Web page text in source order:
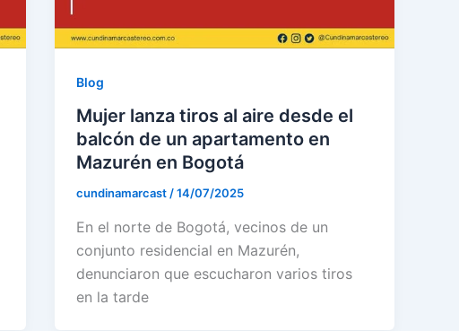
Blog
Mujer lanza tiros al aire desde el
balcón de un apartamento en
Mazurén en Bogotá
cundinamarcast/14/07/2025
En el norte de Bogotá, vecinos de un
conjunto residencial en Mazurén,
denunciaron que escucharon varios tiros
en la tarde